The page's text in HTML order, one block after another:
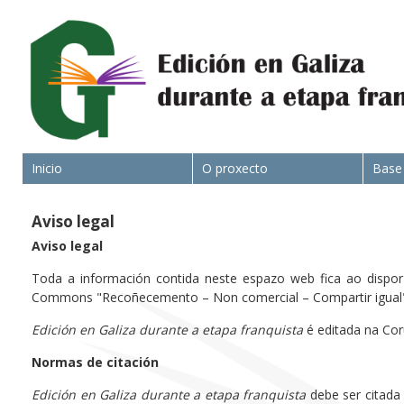
Inicio O proxecto
Aviso legal
Aviso legal
Toda a información contida neste espazo web fica ao
Commons "Recoñecemento – Non comercial – Compartir
Edición en Galiza durante a etapa franquista é editada na
Normas de citación
Edición en Galiza durante a etapa franquista debe ser